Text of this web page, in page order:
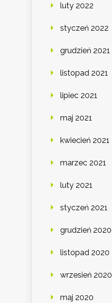
luty 2022
styczeń 2022
grudzień 2021
listopad 2021
lipiec 2021
maj 2021
kwiecień 2021
marzec 2021
luty 2021
styczeń 2021
grudzień 2020
listopad 2020
wrzesień 2020
maj 2020